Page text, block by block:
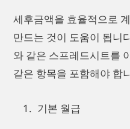
세후금액을 효율적으로
만드는 것이 도움이 됩니
와 같은 스프레드시트를
같은 항목을 포함해야 합
기본 월급